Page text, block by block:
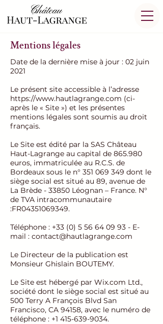
Mentions légales
Date de la dernière mise à jour : 02 juin
2021
Le présent site accessible à l’adresse
https://www.hautlagrange.com (ci-
après le « Site ») et les présentes
mentions légales sont soumis au droit
français.
Le Site est édité par la SAS Château
Haut-Lagrange au capital de 865.980
euros, immatriculée au R.C.S. de
Bordeaux sous le n° 351 069 349 dont le
siège social est situé au 89, avenue de
La Brède - 33850 Léognan – France. N°
de TVA intracommunautaire
:FR04351069349.
Téléphone : +33 (0) 5 56 64 09 93 - E-
mail : contact@hautlagrange.com
Le Directeur de la publication est
Monsieur Ghislain BOUTEMY.
Le Site est hébergé par Wix.com Ltd.,
société dont le siège social est situé au
500 Terry A François Blvd San
Francisco, CA 94158, avec le numéro de
téléphone : +1 415-639-9034.